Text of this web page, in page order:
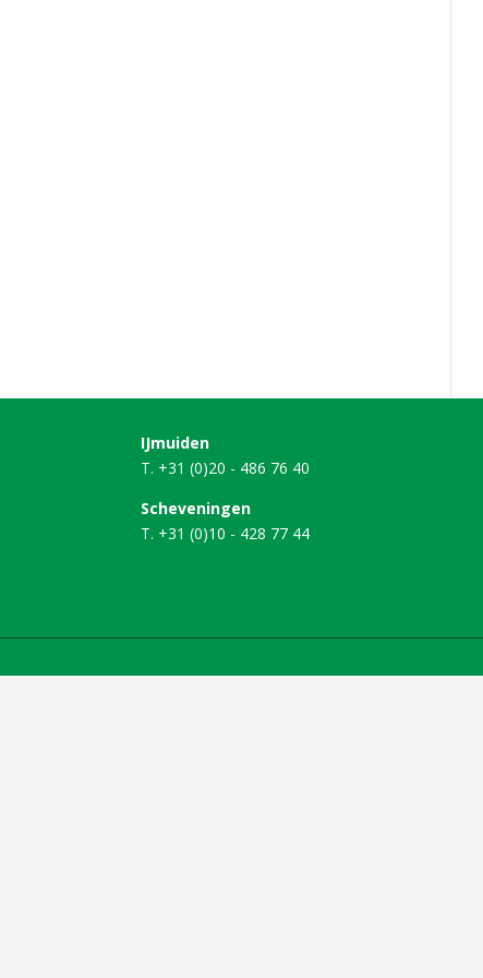
IJmuiden
T. +31 (0)20 - 486 76 40
Scheveningen
T. +31 (0)10 - 428 77 44